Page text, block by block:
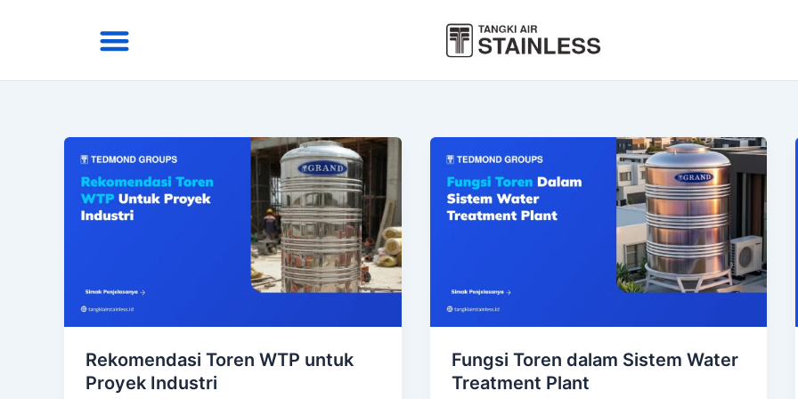
Menu
Rekomendasi Toren WTP untuk
Proyek Industri
Fungsi Toren dalam Sistem Water
Treatment Plant